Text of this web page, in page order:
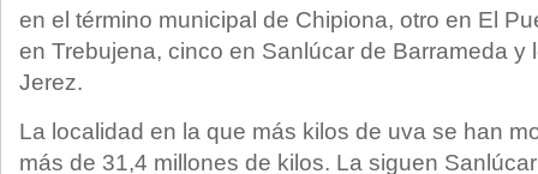
en el término municipal de Chipiona, otro en El
en Trebujena, cinco en Sanlúcar de Barrameda y
Jerez.
La localidad en la que más kilos de uva se han
más de 31,4 millones de kilos. La siguen